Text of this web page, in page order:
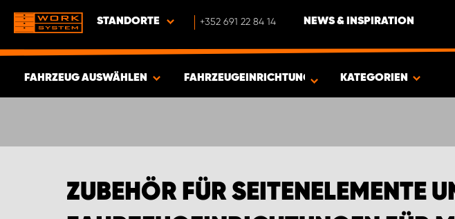
STANDORTE +352 691 22 84 14 NEWS & INSPIRATION
FAHRZEUG AUSWÄHLEN
ARTIKEL
FAHRZEUGEINRICHTUNGEN FÜR MITSUBISHI PICKUPS
KATEGORIEN
ZUBEHÖR FÜR SEITENELEMENTE